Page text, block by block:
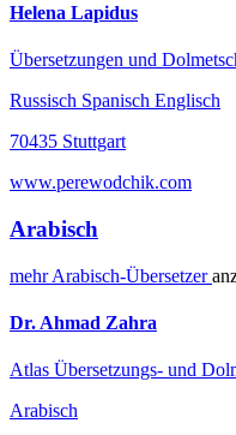
Helena Lapidus
Übersetzungen und
Russisch Spanisch Englisch
70435 Stuttgart
www.perewodchik.com
Arabisch
mehrArabisch-Übersetzer
Dr. Ahmad Zahra
Atlas Übersetzungs- und
Arabisch